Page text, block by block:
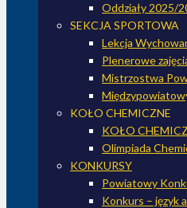
Oddziały 2025/
SEKCJA SPORTOWA
Lekcja
Plenerowe
Mistrzostwa
KOŁO CHEMICZNE
KOŁO
Olimpiada
KONKURSY
Powiatowy
Konkurs – język